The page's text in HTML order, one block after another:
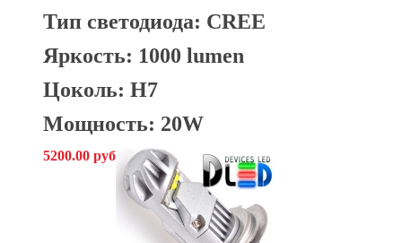
Тип светодиода: CREE
Яркость: 1000 lumen
Цоколь: H7
Мощность: 20W
5200.00 руб